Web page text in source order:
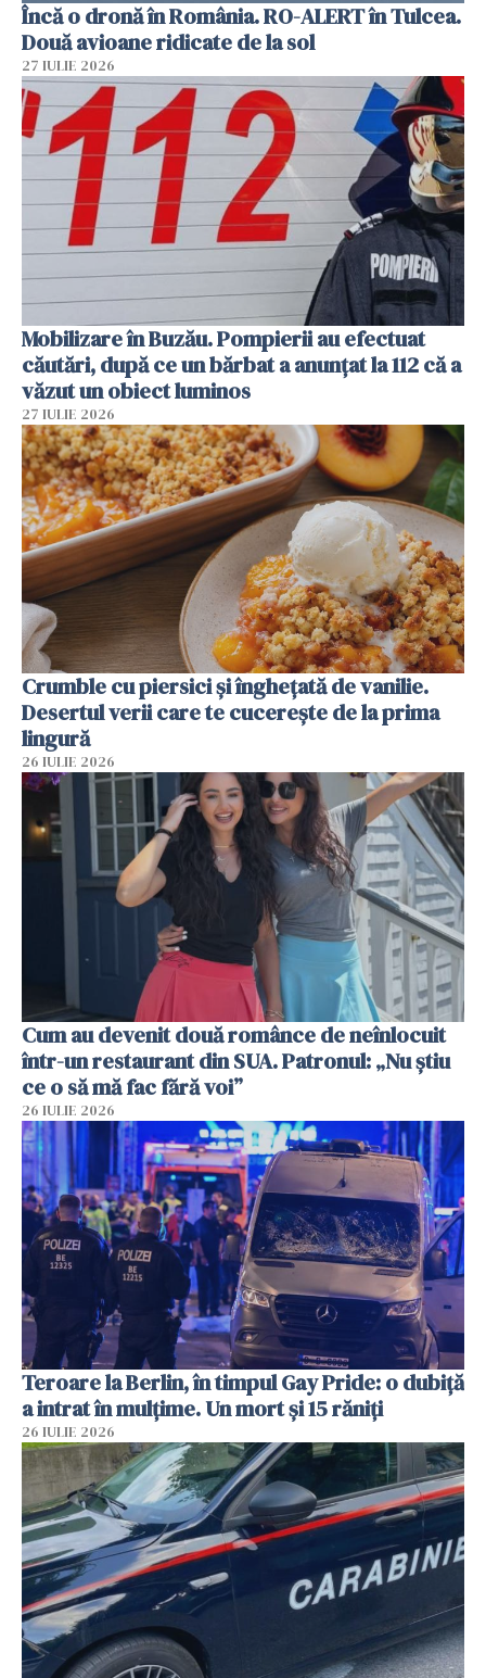
Încă o dronă în România. RO-ALERT în Tulcea.
Două avioane ridicate de la sol
27 IULIE 2026
Mobilizare în Buzău. Pompierii au efectuat
căutări, după ce un bărbat a anunțat la 112 că a
văzut un obiect luminos
27 IULIE 2026
Crumble cu piersici și înghețată de vanilie.
Desertul verii care te cucerește de la prima
lingură
26 IULIE 2026
Cum au devenit două românce de neînlocuit
într-un restaurant din SUA. Patronul: „Nu știu
ce o să mă fac fără voi”
26 IULIE 2026
Teroare la Berlin, în timpul Gay Pride: o dubiță
a intrat în mulțime. Un mort și 15 răniți
26 IULIE 2026